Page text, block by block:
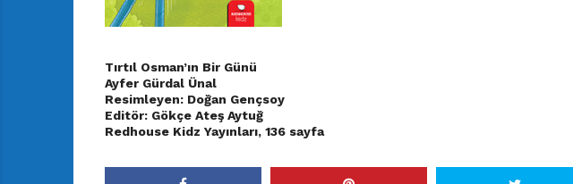
Tırtıl Osman’ın Bir Günü
Ayfer Gürdal Ünal
Resimleyen: Doğan Gençsoy
Editör: Gökçe Ateş Aytuğ
Redhouse Kidz Yayınları, 136 sayfa